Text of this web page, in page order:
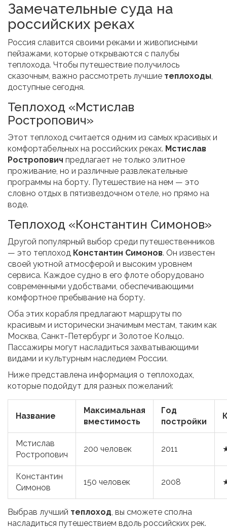
Замечательные суда на
российских реках
Россия славится своими реками и живописными
пейзажами, которые открываются с палубы
теплохода. Чтобы путешествие получилось
сказочным, важно рассмотреть лучшие теплоходы,
доступные сегодня.
Теплоход «Мстислав
Ростропович»
Этот теплоход считается одним из самых красивых и
комфортабельных на российских реках. Мстислав
Ростропович предлагает не только элитное
проживание, но и различные развлекательные
программы на борту. Путешествие на нем — это
словно отдых в пятизвездочном отеле, но прямо на
воде.
Теплоход «Константин Симонов»
Другой популярный выбор среди путешественников
— это теплоход Константин Симонов. Он известен
своей уютной атмосферой и высоким уровнем
сервиса. Каждое судно в его флоте оборудовано
современными удобствами, обеспечивающими
комфортное пребывание на борту.
Оба этих корабля предлагают маршруты по
красивым и исторически значимым местам, таким как
Москва, Санкт-Петербург и Золотое Кольцо.
Пассажиры могут насладиться захватывающими
видами и культурным наследием России.
Ниже представлена информация о теплоходах,
которые подойдут для разных пожеланий:
Название
Максимальная
вместимость
Год
постройки
Мстислав
Ростропович
200 человек 2011
Константин
Симонов
150 человек 2008
Выбрав лучший теплоход, вы сможете сполна
насладиться путешествием вдоль российских рек.